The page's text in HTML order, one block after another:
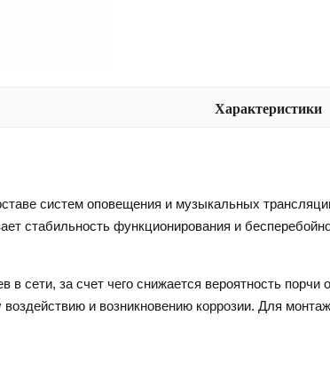
Характеристики
систем оповещения и музыкальных
стабильность функционирования и
сети, за счет чего снижается вероятность порчи
и возникновению коррозии. Для